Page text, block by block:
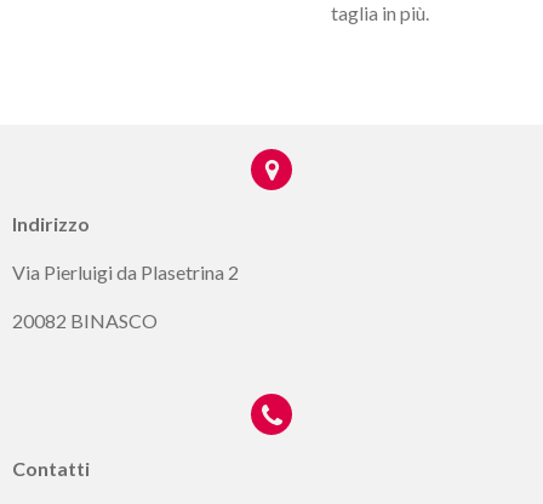
taglia in più.
Indirizzo
Via Pierluigi da Plasetrina 2
20082 BINASCO
Contatti